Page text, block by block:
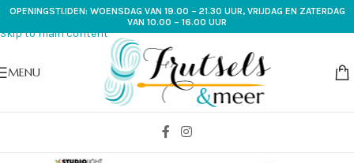
Skip to navigation
Skip to main content
OPENINGSTIJDEN: WOENSDAG VAN 19.00 – 21.30 UUR, VRIJDAG EN ZATERDAG
VAN 10.00 – 16.00 UUR
MENU